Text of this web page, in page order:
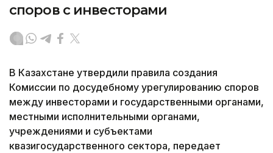
споров с инвесторами
В Казахстане утвердили правила создания
Комиссии по досудебному урегулированию споров
между инвесторами и государственными органами,
местными исполнительными органами,
учреждениями и субъектами
квазигосударственного сектора, передает